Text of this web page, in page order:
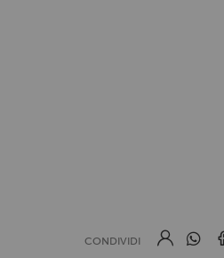
CONDIVIDI